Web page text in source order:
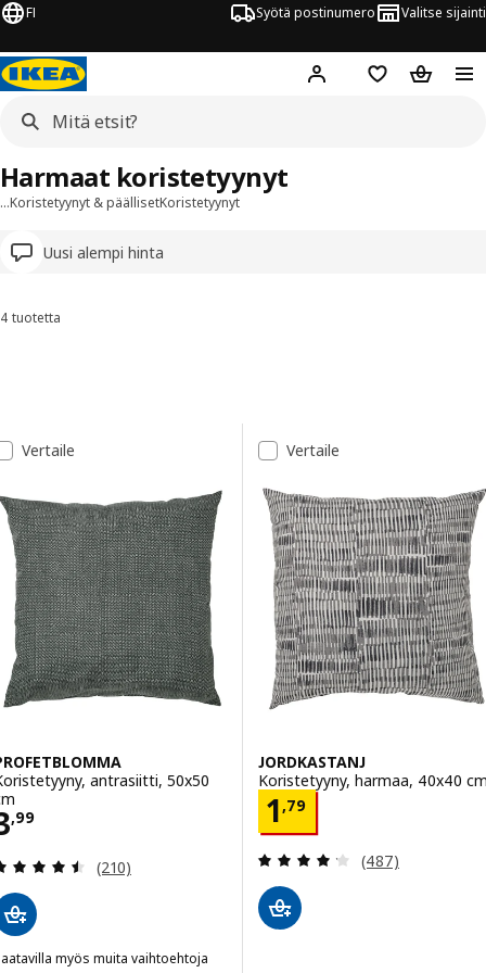
FI Syötä postinumero Valitse sijainti
Hej! Kirjaudu sisään
Suosikit
…Koristetyynyt & päällisetKoristetyynyt
Uusi alempi hinta
Harmaat koristetyynyt
Lajittele ja suodata
4 tuotetta
Tulosluettelo
Vertaile
antrasiitti, 50x50
,99 3,99
Arvio: 4.5 / 5 tähteä. Arvostelut yhteensä:
(210)
myös muita vaihtoehtoja
Vertaile
JORDKASTANJ
Koristetyyny, harmaa, 40x40
1,79
Hinta 1,79
Arvio: 4.2 / 5
(487)